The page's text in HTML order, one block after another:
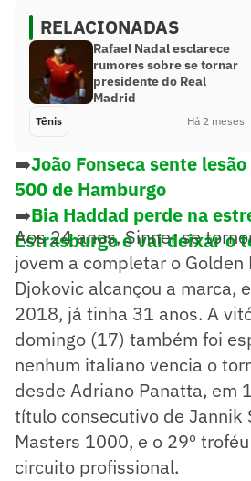
RELACIONADAS
Rafael Nadal esclarece
rumores sobre se tornar
presidente do Real
Madrid
Tênis Há 2 meses
➡️João Fonseca sente
500 de Hamburgo
➡️Bia Haddad perde na
Estrasburgo e vai deixar o
Aos 24 anos, Sinner se
jovem a completar o Golden
Djokovic alcançou a marca,
2018, já tinha 31 anos. A
domingo (17) também foi
nenhum italiano vencia o
desde Adriano Panatta, em
título consecutivo de Jannik
Masters 1000, e o 29º
circuito profissional.